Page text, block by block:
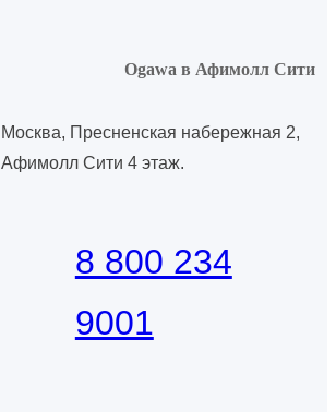
Ogawa в Афимолл Сити
Москва, Пресненская набережная 2,
Афимолл Сити 4 этаж.
8 800 234
9001